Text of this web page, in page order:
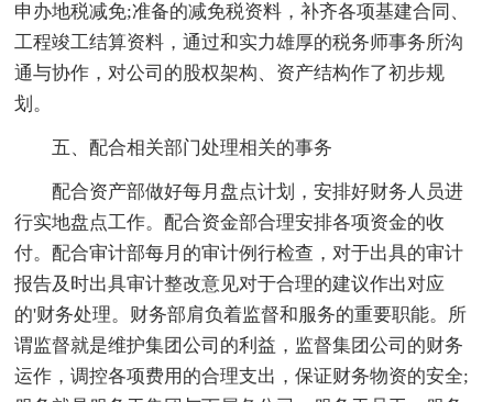
申办地税减免;准备的减免税资料，补齐各项基建合同、
工程竣工结算资料，通过和实力雄厚的税务师事务所沟
通与协作，对公司的股权架构、资产结构作了初步规
划。
五、配合相关部门处理相关的事务
配合资产部做好每月盘点计划，安排好财务人员进
行实地盘点工作。配合资金部合理安排各项资金的收
付。配合审计部每月的审计例行检查，对于出具的审计
报告及时出具审计整改意见对于合理的建议作出对应
的'财务处理。财务部肩负着监督和服务的重要职能。所
谓监督就是维护集团公司的利益，监督集团公司的财务
运作，调控各项费用的合理支出，保证财务物资的安全;